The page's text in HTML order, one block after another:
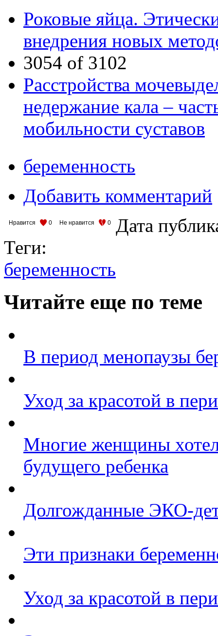
Роковые яйца.
внедрения новых
3054 of 3102
Расстройства
недержание кала –
мобильности суставов
беременность
Добавить комментарий
Нравится 0 Не нравится 0
Дата
Теги:
беременность
Читайте еще по теме
В период менопаузы
Уход за красотой в
Многие женщины
будущего ребенка
Долгожданные ЭКО-
Эти признаки
Уход за красотой в